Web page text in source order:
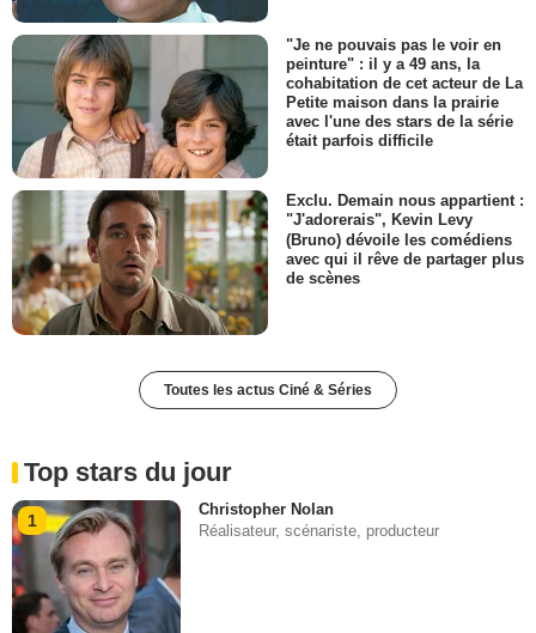
"Je ne pouvais pas le voir en
peinture" : il y a 49 ans, la
cohabitation de cet acteur de La
Petite maison dans la prairie
avec l'une des stars de la série
était parfois difficile
Exclu. Demain nous appartient :
"J'adorerais", Kevin Levy
(Bruno) dévoile les comédiens
avec qui il rêve de partager plus
de scènes
Toutes les actus Ciné & Séries
Top stars du jour
1
Christopher Nolan
Réalisateur, scénariste, producteur